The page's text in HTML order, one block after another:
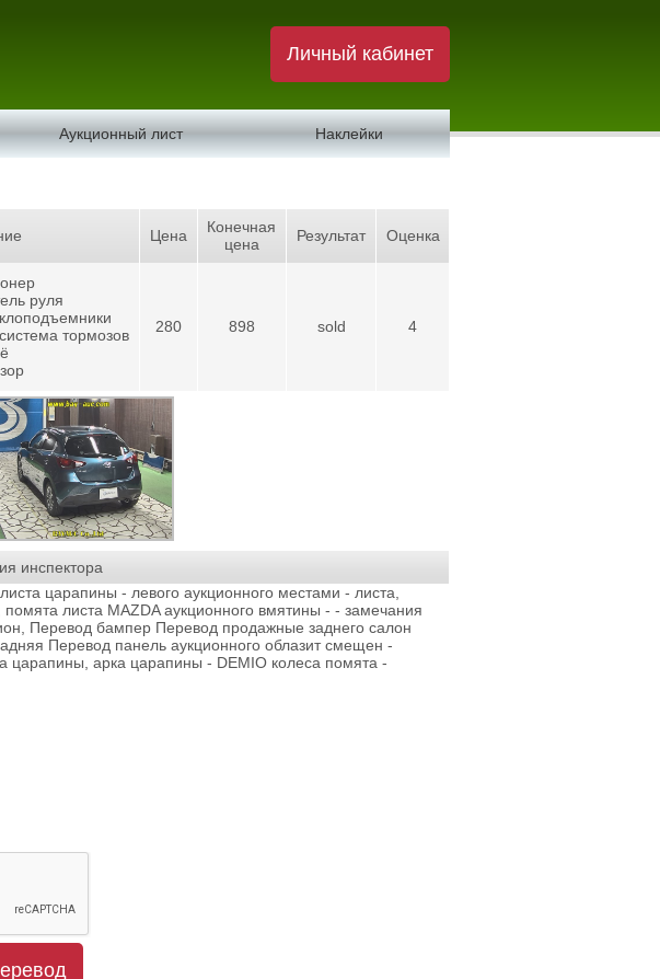
Личный кабинет
Аукционный лист Наклейки
руля
тормозов
Цена
280
Конечная
цена
898
Результат
sold
Оценка
4
инспектора
царапины - левого аукционного местами - листа,
помята листа MAZDA аукционного вмятины - - замечания
Перевод бампер Перевод продажные заднего салон
Перевод панель аукционного облазит смещен -
царапины, арка царапины - DEMIO колеса помята -